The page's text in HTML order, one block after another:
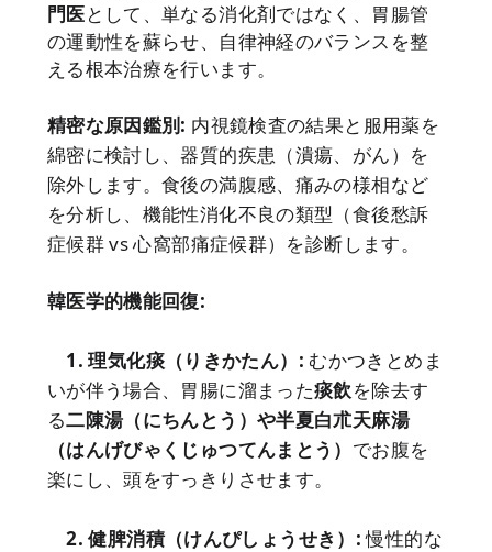
門医として、単なる消化剤ではなく、胃腸管
の運動性を蘇らせ、自律神経のバランスを整
える根本治療を行います。
精密な原因鑑別: 内視鏡検査の結果と服用薬を
綿密に検討し、器質的疾患（潰瘍、がん）を
除外します。食後の満腹感、痛みの様相など
を分析し、機能性消化不良の類型（食後愁訴
症候群 vs 心窩部痛症候群）を診断します。
韓医学的機能回復:
1. 理気化痰（りきかたん）: むかつきとめま
いが伴う場合、胃腸に溜まった痰飲を除去す
る二陳湯（にちんとう） や半夏白朮天麻湯
（はんげびゃくじゅつてんまとう） でお腹を
楽にし、頭をすっきりさせます。
2. 健脾消積（けんぴしょうせき）:慢性的な